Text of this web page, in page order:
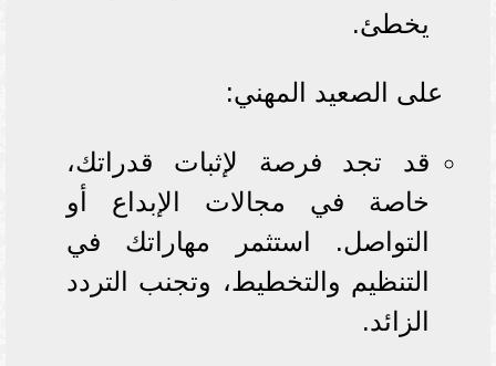
يخطئ.
على الصعيد المهني:
قد تجد فرصة لإثبات قدراتك،
خاصة في مجالات الإبداع أو
التواصل. استثمر مهاراتك في
التنظيم والتخطيط، وتجنب التردد
الزائد.